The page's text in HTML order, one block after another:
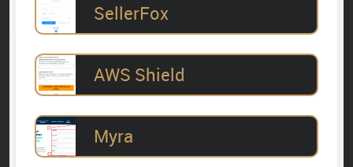
SellerFox
AWS Shield
Myra